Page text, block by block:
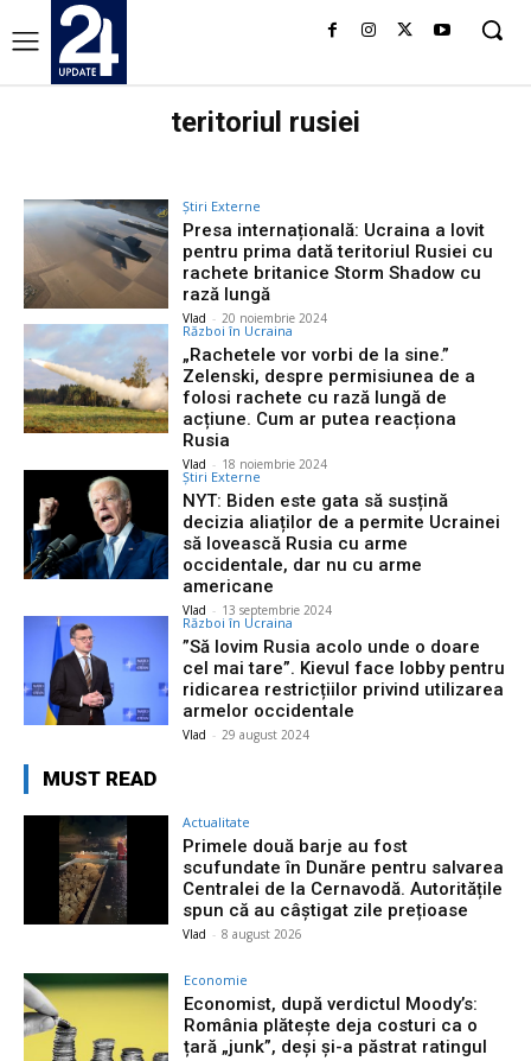
teritoriul rusiei
Știri Externe
Presa internațională: Ucraina a lovit
pentru prima dată teritoriul Rusiei cu
rachete britanice Storm Shadow cu
rază lungă
Vlad - 20 noiembrie 2024
Război în Ucraina
„Rachetele vor vorbi de la sine.”
Zelenski, despre permisiunea de a
folosi rachete cu rază lungă de
acțiune. Cum ar putea reacționa
Rusia
Vlad - 18 noiembrie 2024
Știri Externe
NYT: Biden este gata să susțină
decizia aliaților de a permite Ucrainei
să lovească Rusia cu arme
occidentale, dar nu cu arme
americane
Vlad - 13 septembrie 2024
Război în Ucraina
”Să lovim Rusia acolo unde o doare
cel mai tare”. Kievul face lobby pentru
ridicarea restricțiilor privind utilizarea
armelor occidentale
Vlad - 29 august 2024
MUST READ
Actualitate
Primele două barje au fost
scufundate în Dunăre pentru salvarea
Centralei de la Cernavodă. Autoritățile
spun că au câștigat zile prețioase
Vlad - 8 august 2026
Economie
Economist, după verdictul Moody’s:
România plătește deja costuri ca o
țară „junk”, deși și-a păstrat ratingul